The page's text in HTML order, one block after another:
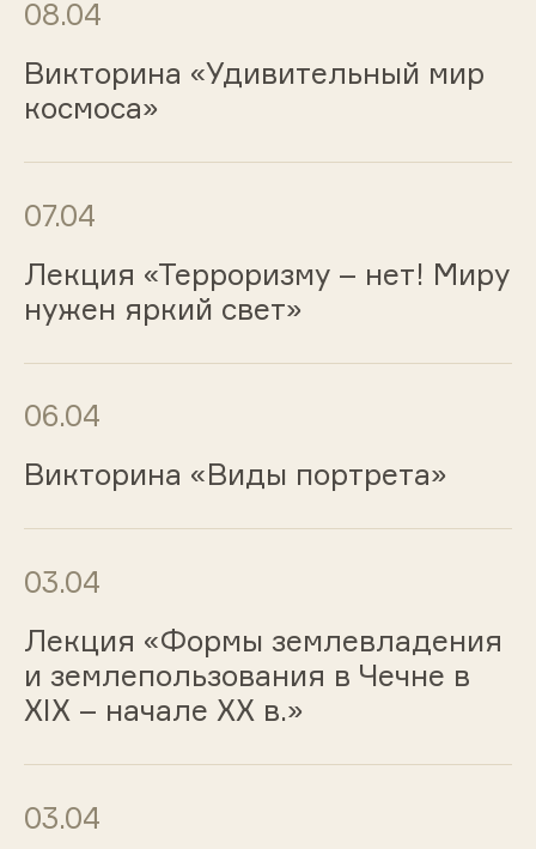
08.04
Викторина «Удивительный мир
космоса»
07.04
Лекция «Терроризму – нет! Миру
нужен яркий свет»
06.04
Викторина «Виды портрета»
03.04
Лекция «Формы землевладения
и землепользования в Чечне в
XIX – начале XX в.»
03.04